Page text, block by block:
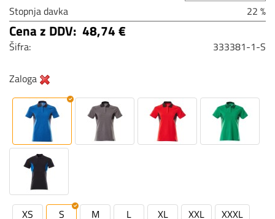
Stopnja davka
22 %
Cena z DDV: 48,74 €
Šifra: 333381-1-S
Zaloga
XS S M L XL XXL
XXXL